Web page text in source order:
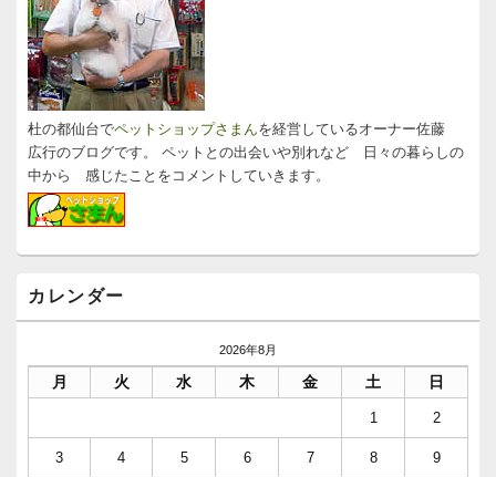
ィ
ジ
ェ
ッ
ト
エ
リ
ア
杜の都仙台でペットショップさまんを経営しているオーナー佐藤
広行のブログです。 ペットとの出会いや別れなど 日々の暮らしの
中から 感じたことをコメントしていきます。
カレンダー
2026年8月
月 火 水 木 金 土 日
1 2
3 4 5 6 7 8 9